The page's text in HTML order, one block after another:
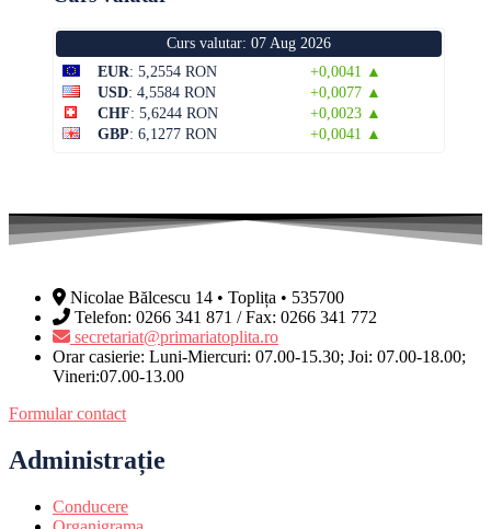
Curs valutar: 07 Aug 2026
EUR: 5,2554 RON
+0,0041 ▲
USD: 4,5584 RON
+0,0077 ▲
CHF: 5,6244 RON
+0,0023 ▲
GBP: 6,1277 RON +0,0041 ▲
Nicolae Bălcescu 14 • Toplița • 535700
Telefon: 0266 341 871 / Fax: 0266 341 772
secretariat@primariatoplita.ro
Orar casierie: Luni-Miercuri: 07.00-15.30; Joi: 07.00-18.00;
Vineri:07.00-13.00
Formular contact
Administrație
Conducere